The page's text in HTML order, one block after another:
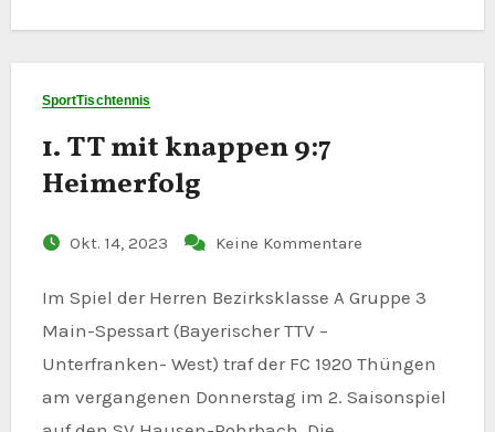
SportTischtennis
1. TT mit knappen 9:7
Heimerfolg
Okt. 14, 2023 Keine Kommentare
Im Spiel der Herren Bezirksklasse A Gruppe 3
Main-Spessart (Bayerischer TTV –
Unterfranken- West) traf der FC 1920 Thüngen
am vergangenen Donnerstag im 2. Saisonspiel